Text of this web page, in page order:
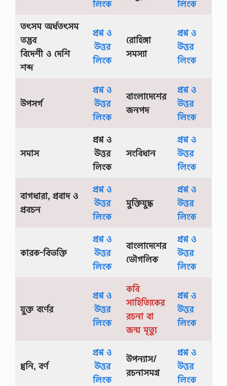
লিংক
লিংক
তৎসম অর্ধতৎসম
তদ্ভব
বিদেশী ও দেশি
শব্দ
প্রশ্ন ও
উত্তর
লিংক
রােহিঙ্গা
সমস্যা
প্রশ্ন ও
উত্তর
লিংক
উপসর্গ
প্রশ্ন ও
উত্তর
লিংক
বাংলাদেশের
জনপদ
প্রশ্ন ও
উত্তর
লিংক
সমাস
প্রশ্ন ও
উত্তর
লিংক
সংবিধান
প্রশ্ন ও
উত্তর
লিংক
বাগধারা, প্রবাদ ও
প্রবচন
প্রশ্ন ও
উত্তর
লিংক
মুক্তিযুদ্ধ
প্রশ্ন ও
উত্তর
লিংক
কারক-বিভক্তি
প্রশ্ন ও
উত্তর
লিংক
বাংলাদেশের
ভৌগলিক
প্রশ্ন ও
উত্তর
লিংক
যুক্ত বর্ণের
প্রশ্ন ও
উত্তর
লিংক
কবি
সাহিত্যিকের
রচনা বা
জন্ম মৃত্যু
প্রশ্ন ও
উত্তর
লিংক
ধ্বনি, বর্ণ
প্রশ্ন ও
উত্তর
লিংক
উপন্যাস/
রচনাসমগ্র
প্রশ্ন ও
উত্তর
লিংক